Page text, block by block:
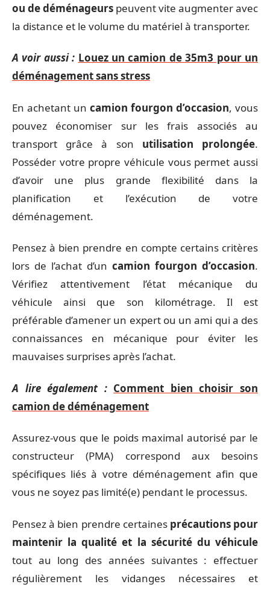
ou de déménageurs peuvent vite augmenter avec
la distance et le volume du matériel à transporter.
A voir aussi : Louez un camion de 35m3 pour un
déménagement sans stress
En achetant un camion fourgon d’occasion, vous
pouvez économiser sur les frais associés au
transport grâce à son utilisation prolongée.
Posséder votre propre véhicule vous permet aussi
d’avoir une plus grande flexibilité dans la
planification et l’exécution de votre
déménagement.
Pensez à bien prendre en compte certains critères
lors de l’achat d’un camion fourgon d’occasion.
Vérifiez attentivement l’état mécanique du
véhicule ainsi que son kilométrage. Il est
préférable d’amener un expert ou un ami qui a des
connaissances en mécanique pour éviter les
mauvaises surprises après l’achat.
A lire également : Comment bien choisir son
camion de déménagement
Assurez-vous que le poids maximal autorisé par le
constructeur (PMA) correspond aux besoins
spécifiques liés à votre déménagement afin que
vous ne soyez pas limité(e) pendant le processus.
Pensez à bien prendre certaines précautions pour
maintenir la qualité et la sécurité du véhicule
tout au long des années suivantes : effectuer
régulièrement les vidanges nécessaires et